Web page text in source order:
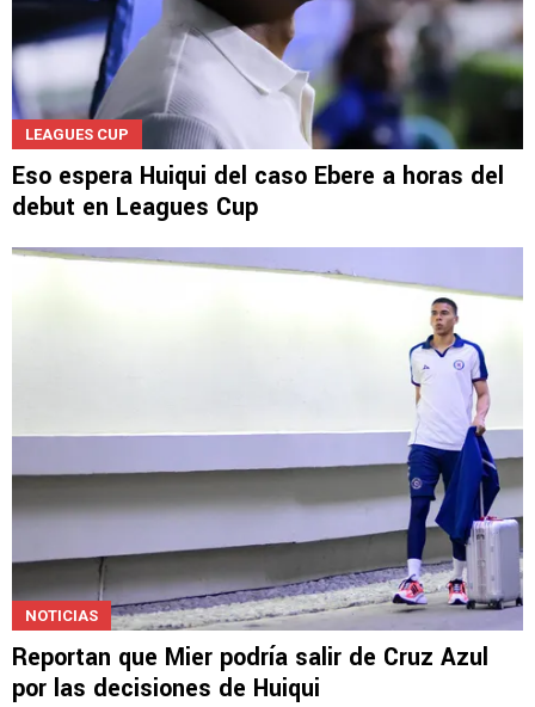
LEAGUES CUP
Eso espera Huiqui del caso Ebere a horas del
debut en Leagues Cup
NOTICIAS
Reportan que Mier podría salir de Cruz Azul
por las decisiones de Huiqui